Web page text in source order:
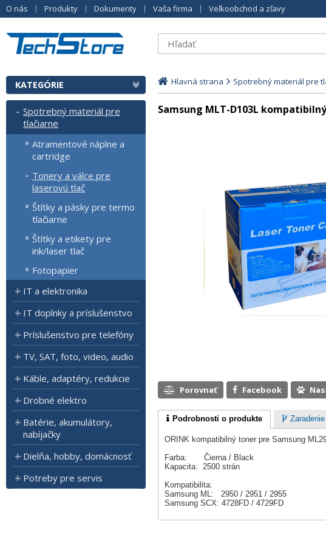
O nás Produkty Dokumenty Vaša firma Veľkoobchod a zľavy
KATEGÓRIE
Spotrebný materiál pre
tlačiarne
Atramentové náplne a
cartridge
Tonery a válce pre
laserovú tlač
Štítky a pásky pre termo
tlačiarne
Štítky a etikety pre
ink/laser tlač
Fotopapier
IT a elektronika
IT doplnky a príslušenstvo
Príslušenstvo pre telefóny
TV, SAT, foto, video, audio
Káble, adaptéry, redukcie
Drobné elektro
Batérie, akumulátory,
nabíjačky
Dielňa, hobby, domácnosť
Potreby pre servis
Hlavná strana Spotrebný materiál pre
Samsung MLT-D103L
Porovnať Facebook
Podrobnosti o produkte
ORINK kompatibilný toner pre Samsung
Farba: Čierna / Black
Kapacita: 2500 strán
Kompatibilita:
Samsung ML: 2950 / 2951 / 2955
Samsung SCX: 4728FD / 4729FD